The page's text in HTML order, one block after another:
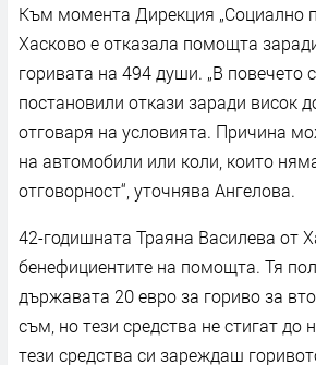
Към момента Дирекция „Социално
Хасково е отказала помощта
горивата на 494 души. „В повечето
постановили откази заради висок
отговаря на условията. Причина
на автомобили или коли, които
отговорност“, уточнява Ангелова.
42-годишната Траяна Василева от
бенефициентите на помощта. Тя
държавата 20 евро за гориво за
съм, но тези средства не стигат до
тези средства си зареждаш